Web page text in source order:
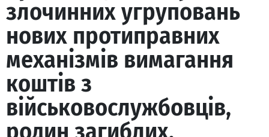
злочинних угруповань
нових протиправних
механізмів вимагання
коштів з
військовослужбовців,